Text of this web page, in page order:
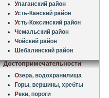
Улаганский район
Усть-Канский район
Усть-Коксинский район
Чемальский район
Чойский район
Шебалинский район
Достопримечательности
Озера, водохранилища
Горы, вершины, хребты
Реки, пороги